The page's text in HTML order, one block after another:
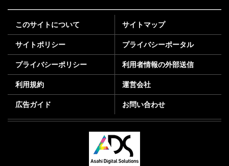
このサイトについて サイトマップ
サイトポリシー プライバシーポータル
プライバシーポリシー 利用者情報の外部送信
利用規約 運営会社
広告ガイド お問い合わせ